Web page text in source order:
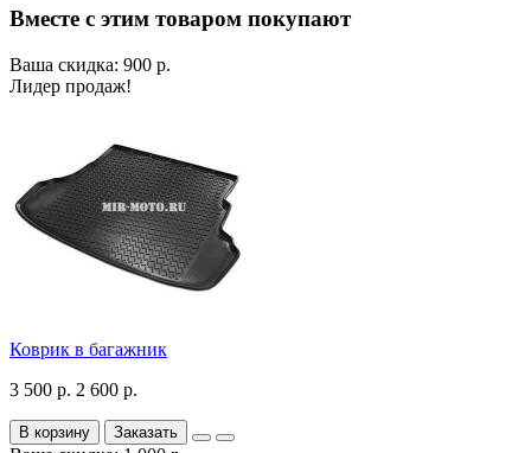
Вместе с этим товаром покупают
Ваша скидка: 900 р.
Лидер продаж!
Коврик в багажник
3 500 р. 2 600 р.
В корзину Заказать